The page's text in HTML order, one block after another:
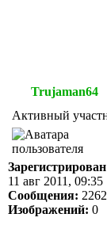
Trujaman64
Активный
11 авг 2011, 09:35
Сообщения: 2262
Изображений: 0